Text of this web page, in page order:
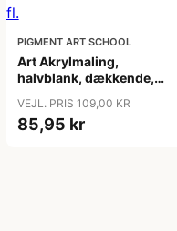
PIGMENT ART SCHOOL
Art Akrylmaling,
halvblank, dækkende,
fl.
VEJL. PRIS 109,00 KR
85,95 kr